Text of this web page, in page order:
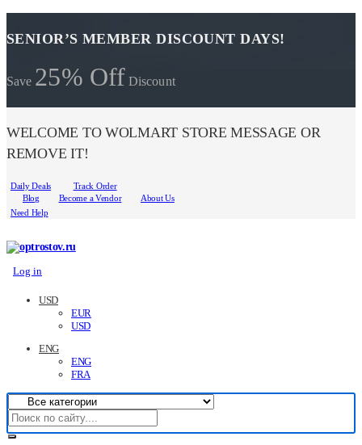
SENIOR’S MEMBER DISCOUNT DAYS!
Save 25% Off Discount
WELCOME TO WOLMART STORE MESSAGE OR
REMOVE IT!
Daily Deals
Track Order
Blog
Become a Vendor
About Us
Need Help
Log in
USD
EUR
USD
ENG
ENG
FRA